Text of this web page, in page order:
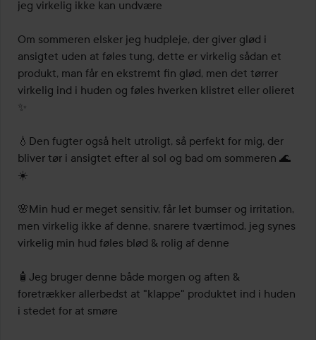
jeg virkelig ikke kan undvære
Om sommeren elsker jeg hudpleje, der giver glød i
ansigtet uden at føles tung, dette er virkelig sådan et
produkt, man får en ekstremt fin glød, men det tørrer
virkelig ind i huden og føles hverken klistret eller olieret
✨
💧Den fugter også helt utroligt, så perfekt for mig, der
bliver tør i ansigtet efter al sol og bad om sommeren 🌊
☀️
🌸Min hud er meget sensitiv, får let bumser og irritation,
men virkelig ikke af denne, snarere tværtimod, jeg synes
virkelig min hud føles blød & rolig af denne
🧴Jeg bruger denne både morgen og aften &
foretrækker allerbedst at "klappe" produktet ind i huden
i stedet for at smøre